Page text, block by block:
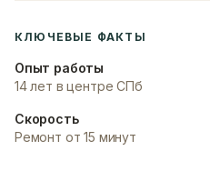
КЛЮЧЕВЫЕ ФАКТЫ
Опыт работы
14 лет в центре СПб
Скорость
Ремонт от 15 минут